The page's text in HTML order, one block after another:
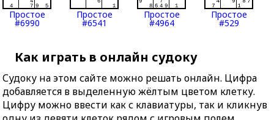
Простое
#6990
Простое
#6541
Простое
#4964
Простое
#529
Как играть в онлайн судоку
Судоку на этом сайте можно решать онлайн. Цифра
добавляется в выделенную жёлтым цветом клетку.
Цифру можно ввести как с клавиатуры, так и кликнув